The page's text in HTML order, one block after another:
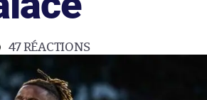
47RÉACTIONS